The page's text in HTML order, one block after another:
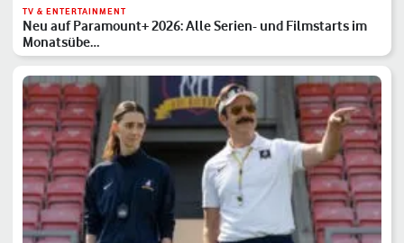
TV & ENTERTAINMENT
Neu auf Paramount+ 2026: Alle Serien- und Filmstarts im
Monatsübe…